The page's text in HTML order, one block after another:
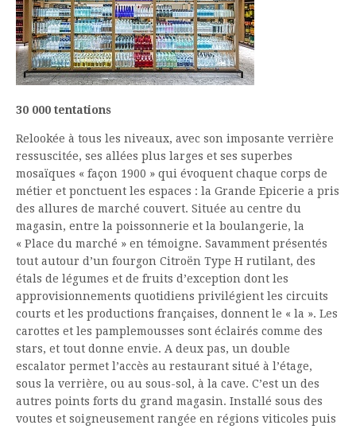
30 000 tentations
Relookée à tous les niveaux, avec son imposante verrière
ressuscitée, ses allées plus larges et ses superbes
mosaïques « façon 1900 » qui évoquent chaque corps de
métier et ponctuent les espaces : la Grande Epicerie a pris
des allures de marché couvert. Située au centre du
magasin, entre la poissonnerie et la boulangerie, la
« Place du marché » en témoigne. Savamment présentés
tout autour d’un fourgon Citroën Type H rutilant, des
étals de légumes et de fruits d’exception dont les
approvisionnements quotidiens privilégient les circuits
courts et les productions françaises, donnent le « la ». Les
carottes et les pamplemousses sont éclairés comme des
stars, et tout donne envie. A deux pas, un double
escalator permet l’accès au restaurant situé à l’étage,
sous la verrière, ou au sous-sol, à la cave. C’est un des
autres points forts du grand magasin. Installé sous des
voutes et soigneusement rangée en régions viticoles puis